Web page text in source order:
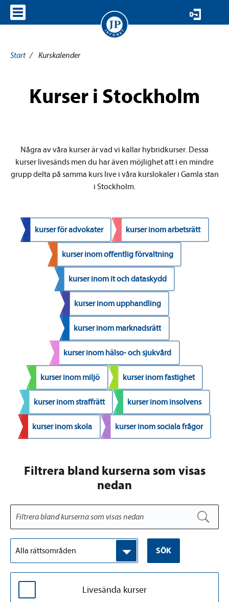
Start / Kurskalender
Kurser i Stockholm
Några av våra kurser är vad vi kallar hybridkurser. Dessa
kurser livesänds men du har även möjlighet att i en mindre
grupp delta på samma kurs live i våra kurslokaler i Gamla stan
i Stockholm.
kurser för advokater kurser inom arbetsrätt
kurser inom offentlig förvaltning
kurser inom it och dataskydd
kurser inom upphandling
kurser inom marknadsrätt
kurser inom hälso- och sjukvård
kurser inom miljö kurser inom fastighet
kurser inom straffrätt kurser inom insolvens
kurser inom skola kurser inom sociala frågor
Filtrera bland kurserna som visas
nedan
Alla rättsområden SÖK
Livesända kurser